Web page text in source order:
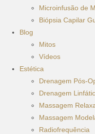
Microinfusão de
Biópsia Capilar
Blog
Mitos
Vídeos
Estética
Drenagem Pós-
Drenagem
Massagem
Massagem
Radiofrequência